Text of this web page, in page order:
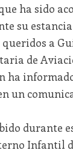
ha sido
su
queridos a
de
ha
un
durante
Infantil